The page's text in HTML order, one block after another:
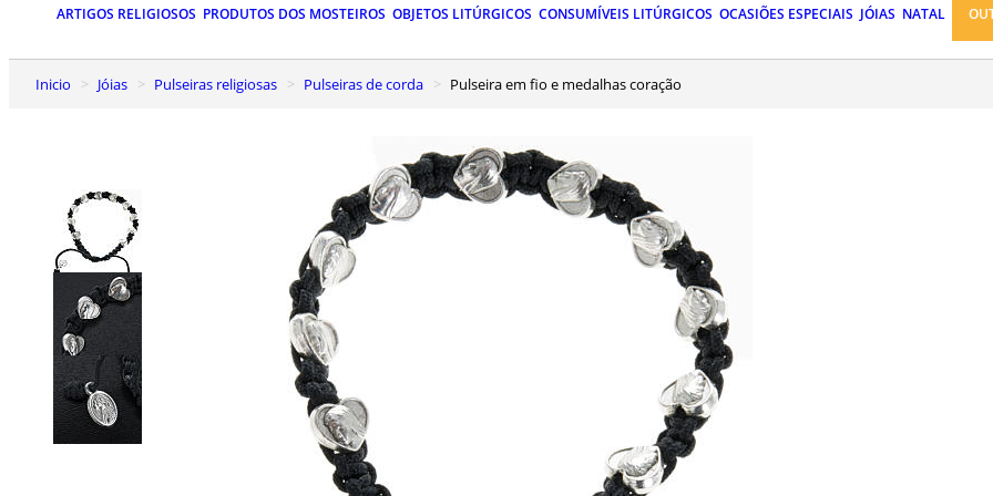
ARTIGOS RELIGIOSOS PRODUTOS DOS MOSTEIROS OBJETOS LITÚRGICOS CONSUMÍVEIS LITÚRGICOS OCASIÕES ESPECIAIS JÓIAS NATAL
Inicio Jóias Pulseiras religiosas Pulseiras de corda Pulseira em fio e medalhas coração